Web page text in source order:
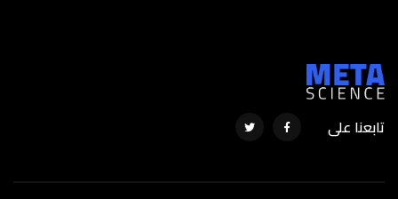
تابعنا على